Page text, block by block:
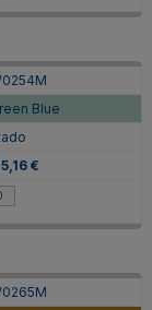
Blue
5,16 €